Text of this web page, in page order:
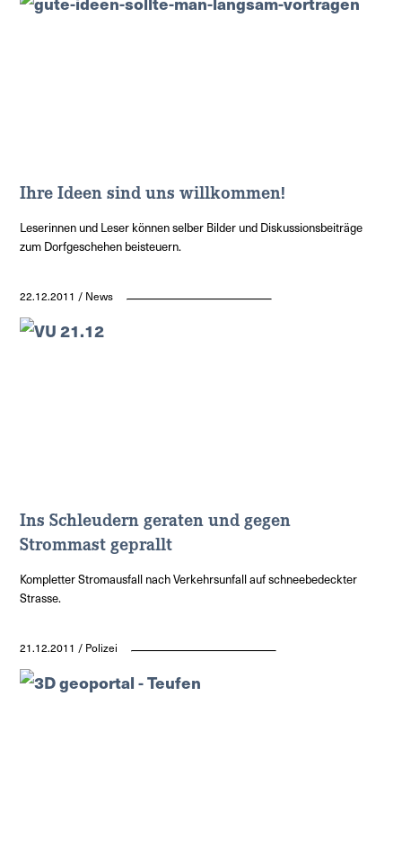
Ihre Ideen sind uns willkommen!
Leserinnen und Leser können selber Bilder und Diskussionsbeiträge
zum Dorfgeschehen beisteuern.
22.12.2011 / News
Ins Schleudern geraten und gegen
Strommast geprallt
Kompletter Stromausfall nach Verkehrsunfall auf schneebedeckter
Strasse.
21.12.2011 / Polizei